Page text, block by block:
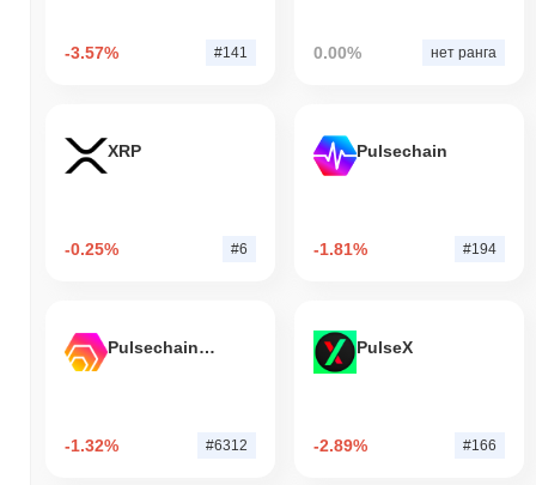
-3.57% #141 0.00% нет ранга
XRP
-0.25% #6
Pulsechain
-1.81% #194
Pulsechain Bridged HEX (Pulsechain)
-1.32% #6312
PulseX
-2.89% #166